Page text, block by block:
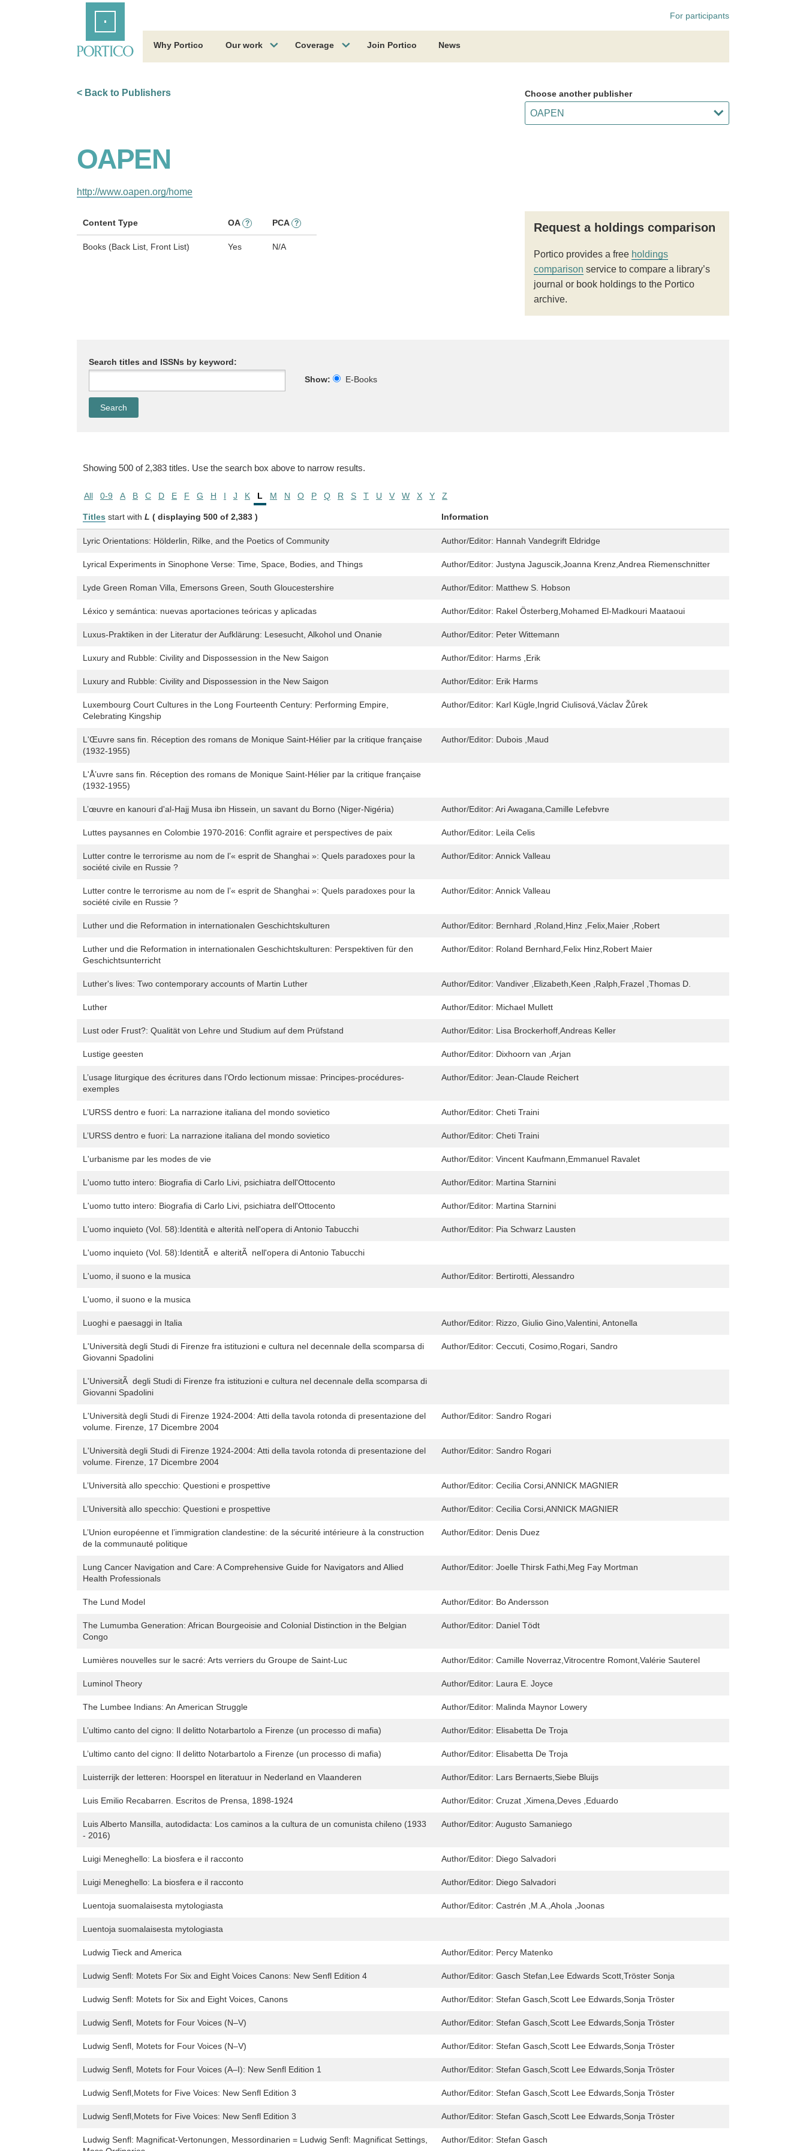
For participants
Why Portico Our work Coverage Join Portico News
< Back to Publishers Choose another publisher
OAPEN
http://www.oapen.org/home
Content Type OA ? PCA ?
Books (Back List, Front List) Yes N/A
Request a holdings comparison
Portico provides a free holdings
comparison service to compare a library’s
journal or book holdings to the Portico
archive.
Search titles and ISSNs by keyword:
Show:
E-Books
Showing 500 of 2,383 titles. Use the search box above to narrow results.
All 0-9 A B C D E F G H I J K L M N O P Q R S T U V W X Y Z
Titles start with L ( displaying 500 of 2,383 ) Information
Lyric Orientations: Hölderlin, Rilke, and the Poetics of Community Author/Editor: Hannah Vandegrift Eldridge
Lyrical Experiments in Sinophone Verse: Time, Space, Bodies, and Things Author/Editor: Justyna Jaguscik,Joanna Krenz,Andrea Riemenschnitter
Lyde Green Roman Villa, Emersons Green, South Gloucestershire Author/Editor: Matthew S. Hobson
Léxico y semántica: nuevas aportaciones teóricas y aplicadas Author/Editor: Rakel Österberg,Mohamed El-Madkouri Maataoui
Luxus-Praktiken in der Literatur der Aufklärung: Lesesucht, Alkohol und Onanie Author/Editor: Peter Wittemann
Luxury and Rubble: Civility and Dispossession in the New Saigon Author/Editor: Harms ,Erik
Luxury and Rubble: Civility and Dispossession in the New Saigon Author/Editor: Erik Harms
Luxembourg Court Cultures in the Long Fourteenth Century: Performing Empire,
Celebrating Kingship
Author/Editor: Karl Kügle,Ingrid Ciulisová,Václav Žůrek
L'Œuvre sans fin. Réception des romans de Monique Saint-Hélier par la critique française
(1932-1955)
Author/Editor: Dubois ,Maud
L'Å’uvre sans fin. Réception des romans de Monique Saint-Hélier par la critique française
(1932-1955)
L’œuvre en kanouri d'al-Hajj Musa ibn Hissein, un savant du Borno (Niger-Nigéria) Author/Editor: Ari Awagana,Camille Lefebvre
Luttes paysannes en Colombie 1970-2016: Conflit agraire et perspectives de paix Author/Editor: Leila Celis
Lutter contre le terrorisme au nom de l’« esprit de Shanghai »: Quels paradoxes pour la
société civile en Russie ?
Author/Editor: Annick Valleau
Lutter contre le terrorisme au nom de l’« esprit de Shanghai »: Quels paradoxes pour la
société civile en Russie ?
Author/Editor: Annick Valleau
Luther und die Reformation in internationalen Geschichtskulturen Author/Editor: Bernhard ,Roland,Hinz ,Felix,Maier ,Robert
Luther und die Reformation in internationalen Geschichtskulturen: Perspektiven für den
Geschichtsunterricht
Author/Editor: Roland Bernhard,Felix Hinz,Robert Maier
Luther's lives: Two contemporary accounts of Martin Luther Author/Editor: Vandiver ,Elizabeth,Keen ,Ralph,Frazel ,Thomas D.
Luther Author/Editor: Michael Mullett
Lust oder Frust?: Qualität von Lehre und Studium auf dem Prüfstand Author/Editor: Lisa Brockerhoff,Andreas Keller
Lustige geesten Author/Editor: Dixhoorn van ,Arjan
L’usage liturgique des écritures dans l’Ordo lectionum missae: Principes-procédures-
exemples
Author/Editor: Jean-Claude Reichert
L’URSS dentro e fuori: La narrazione italiana del mondo sovietico Author/Editor: Cheti Traini
L’URSS dentro e fuori: La narrazione italiana del mondo sovietico Author/Editor: Cheti Traini
L'urbanisme par les modes de vie Author/Editor: Vincent Kaufmann,Emmanuel Ravalet
L'uomo tutto intero: Biografia di Carlo Livi, psichiatra dell'Ottocento Author/Editor: Martina Starnini
L'uomo tutto intero: Biografia di Carlo Livi, psichiatra dell'Ottocento Author/Editor: Martina Starnini
L'uomo inquieto (Vol. 58):Identità e alterità nell'opera di Antonio Tabucchi Author/Editor: Pia Schwarz Lausten
L'uomo inquieto (Vol. 58):IdentitÃ e alteritÃ nell'opera di Antonio Tabucchi
L'uomo, il suono e la musica Author/Editor: Bertirotti, Alessandro
L'uomo, il suono e la musica
Luoghi e paesaggi in Italia Author/Editor: Rizzo, Giulio Gino,Valentini, Antonella
L'Università degli Studi di Firenze fra istituzioni e cultura nel decennale della scomparsa di
Giovanni Spadolini
Author/Editor: Ceccuti, Cosimo,Rogari, Sandro
L'UniversitÃ degli Studi di Firenze fra istituzioni e cultura nel decennale della scomparsa di
Giovanni Spadolini
L'Università degli Studi di Firenze 1924-2004: Atti della tavola rotonda di presentazione del
volume. Firenze, 17 Dicembre 2004
Author/Editor: Sandro Rogari
L'Università degli Studi di Firenze 1924-2004: Atti della tavola rotonda di presentazione del
volume. Firenze, 17 Dicembre 2004
Author/Editor: Sandro Rogari
L’Università allo specchio: Questioni e prospettive Author/Editor: Cecilia Corsi,ANNICK MAGNIER
L’Università allo specchio: Questioni e prospettive Author/Editor: Cecilia Corsi,ANNICK MAGNIER
L’Union européenne et l’immigration clandestine: de la sécurité intérieure à la construction
de la communauté politique
Author/Editor: Denis Duez
Lung Cancer Navigation and Care: A Comprehensive Guide for Navigators and Allied
Health Professionals
Author/Editor: Joelle Thirsk Fathi,Meg Fay Mortman
The Lund Model Author/Editor: Bo Andersson
The Lumumba Generation: African Bourgeoisie and Colonial Distinction in the Belgian
Congo
Author/Editor: Daniel Tödt
Lumières nouvelles sur le sacré: Arts verriers du Groupe de Saint-Luc Author/Editor: Camille Noverraz,Vitrocentre Romont,Valérie Sauterel
Luminol Theory Author/Editor: Laura E. Joyce
The Lumbee Indians: An American Struggle Author/Editor: Malinda Maynor Lowery
L’ultimo canto del cigno: Il delitto Notarbartolo a Firenze (un processo di mafia) Author/Editor: Elisabetta De Troja
L’ultimo canto del cigno: Il delitto Notarbartolo a Firenze (un processo di mafia) Author/Editor: Elisabetta De Troja
Luisterrijk der letteren: Hoorspel en literatuur in Nederland en Vlaanderen Author/Editor: Lars Bernaerts,Siebe Bluijs
Luis Emilio Recabarren. Escritos de Prensa, 1898-1924 Author/Editor: Cruzat ,Ximena,Deves ,Eduardo
Luis Alberto Mansilla, autodidacta: Los caminos a la cultura de un comunista chileno (1933
- 2016)
Author/Editor: Augusto Samaniego
Luigi Meneghello: La biosfera e il racconto Author/Editor: Diego Salvadori
Luigi Meneghello: La biosfera e il racconto Author/Editor: Diego Salvadori
Luentoja suomalaisesta mytologiasta Author/Editor: Castrén ,M.A.,Ahola ,Joonas
Luentoja suomalaisesta mytologiasta
Ludwig Tieck and America Author/Editor: Percy Matenko
Ludwig Senfl: Motets For Six and Eight Voices Canons: New Senfl Edition 4 Author/Editor: Gasch Stefan,Lee Edwards Scott,Tröster Sonja
Ludwig Senfl: Motets for Six and Eight Voices, Canons Author/Editor: Stefan Gasch,Scott Lee Edwards,Sonja Tröster
Ludwig Senfl, Motets for Four Voices (N–V) Author/Editor: Stefan Gasch,Scott Lee Edwards,Sonja Tröster
Ludwig Senfl, Motets for Four Voices (N–V) Author/Editor: Stefan Gasch,Scott Lee Edwards,Sonja Tröster
Ludwig Senfl, Motets for Four Voices (A–I): New Senfl Edition 1 Author/Editor: Stefan Gasch,Scott Lee Edwards,Sonja Tröster
Ludwig Senfl,Motets for Five Voices: New Senfl Edition 3 Author/Editor: Stefan Gasch,Scott Lee Edwards,Sonja Tröster
Ludwig Senfl,Motets for Five Voices: New Senfl Edition 3 Author/Editor: Stefan Gasch,Scott Lee Edwards,Sonja Tröster
Ludwig Senfl: Magnificat-Vertonungen, Messordinarien = Ludwig Senfl: Magnificat Settings,
Author/Editor: Stefan Gasch